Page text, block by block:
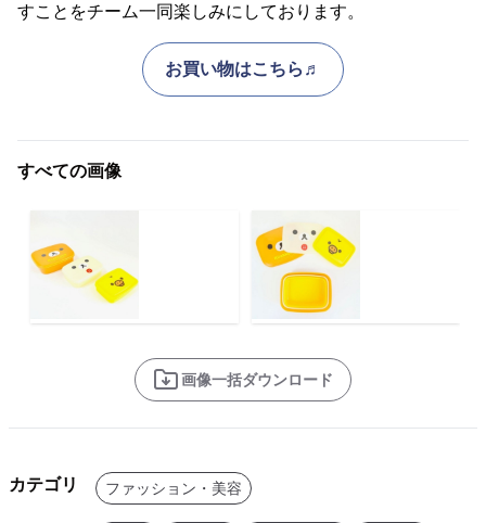
すことをチーム一同楽しみにしております。
お買い物はこちら♬
すべての画像
画像一括ダウンロード
カテゴリ ファッション・美容